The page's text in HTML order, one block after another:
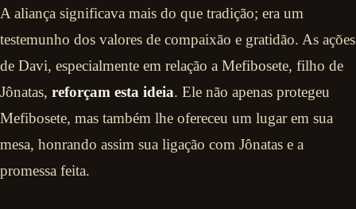
A aliança significava mais do que tradição; era um
testemunho dos valores de compaixão e gratidão. As ações
de Davi, especialmente em relação a Mefibosete, filho de
Jônatas, reforçam esta ideia. Ele não apenas protegeu
Mefibosete, mas também lhe ofereceu um lugar em sua
mesa, honrando assim sua ligação com Jônatas e a
promessa feita.